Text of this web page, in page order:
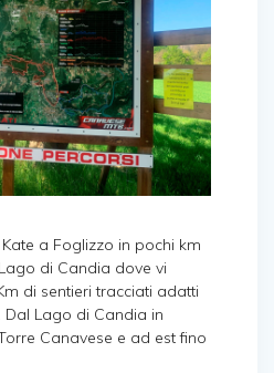
a Foglizzo in pochi km
di Candia dove vi
di sentieri tracciati adatti
Dal Lago di Candia in
Canavese e ad est fino